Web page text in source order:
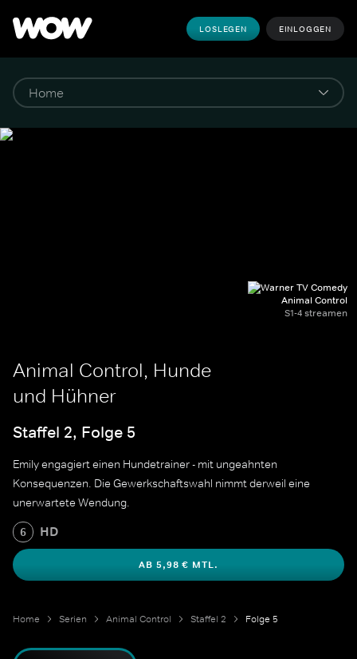
LOSLEGEN EINLOGGEN
Animal Control
S1-4 streamen
Animal Control, Hunde
und Hühner
Staffel 2, Folge 5
Emily engagiert einen Hundetrainer - mit ungeahnten
Konsequenzen. Die Gewerkschaftswahl nimmt derweil eine
unerwartete Wendung.
6 HD
AB 5,98 € MTL.
Home Serien Animal Control Staffel 2 Folge 5